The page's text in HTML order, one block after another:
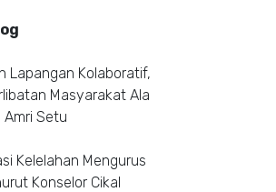
Lapangan Kolaboratif,
Masyarakat Ala
Amri Setu
Kelelahan Mengurus
Konselor Cikal